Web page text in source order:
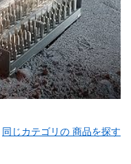
同じカテゴリの 商品を探す